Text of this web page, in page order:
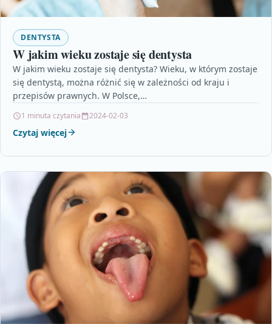
DENTYSTA
W jakim wieku zostaje się dentysta
W jakim wieku zostaje się dentysta? Wieku, w którym zostaje
się dentystą, można różnić się w zależności od kraju i
przepisów prawnych. W Polsce,…
1 minuta czytania 2024-02-03
Czytaj więcej